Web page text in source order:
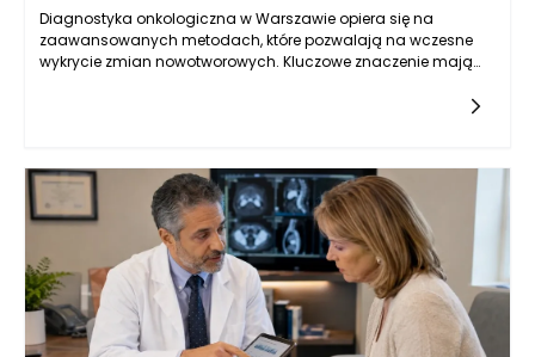
Diagnostyka onkologiczna w Warszawie opiera się na
zaawansowanych metodach, które pozwalają na wczesne
wykrycie zmian nowotworowych. Kluczowe znaczenie mają
tym oznaczenia markerów nowotworowych w krwi, które mogą
wskazywać na obecność choroby. W Warszawie, dzięki
postępowi w dziedzinie genetyki, coraz częściej stosuje się
również badania molekularne, które identyfikują mutacje
genów związanych z nowotworami, co pozwala na bardziej
spersonalizowane podejście do leczenia. Kluczowe jest
zrozumienie, że wczesne wykrycie choroby zwiększa szanse na
skuteczne leczenie oraz poprawia komfort życia pacjentów.